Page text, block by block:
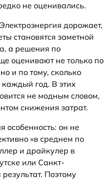
не оценивались.
дорожает,
становятся заметной
а решения по
оценивают не только по
и по тому, сколько
каждый год. В этих
не модным словом,
снижения затрат.
особенность: он не
«в среднем по
и драйкулер в
или Санкт-
Поэтому